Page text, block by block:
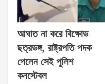
আঘাত না করে বিক্ষোভ
ছত্রভঙ্গ, রাষ্ট্রপতি পদক
পেলেন সেই পুলিশ
কনস্টেবল